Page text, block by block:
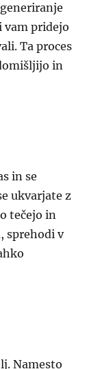
vam pridejo
Ta proces
in
in se
ukvarjate z
tečejo in
sprehodi v
Namesto